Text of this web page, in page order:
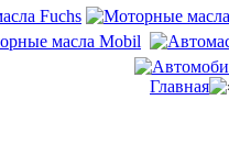
Главная